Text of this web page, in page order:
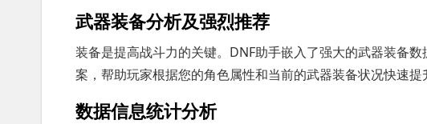
武器装备分析及强烈推荐
装备是提高战斗力的关键。DNF助手嵌入了强大的武器装备
案，帮助玩家根据您的角色属性和当前的武器装备状况快速提
数据信息统计分析